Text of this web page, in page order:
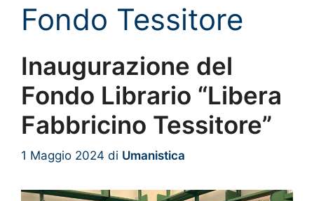
Fondo Tessitore
Inaugurazione del
Fondo Librario “Libera
Fabbricino Tessitore”
1 Maggio 2024 di Umanistica